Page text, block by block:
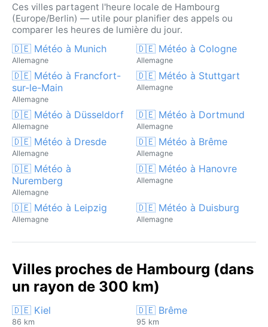
Ces villes partagent l'heure locale de Hambourg
(Europe/Berlin) — utile pour planifier des appels ou
comparer les heures de lumière du jour.
🇩🇪 Météo à Munich
Allemagne
🇩🇪 Météo à Cologne
Allemagne
🇩🇪 Météo à Francfort-
sur-le-Main
Allemagne
🇩🇪 Météo à Stuttgart
Allemagne
🇩🇪 Météo à Düsseldorf
Allemagne
🇩🇪 Météo à Dortmund
Allemagne
🇩🇪 Météo à Dresde
Allemagne
🇩🇪 Météo à Brême
Allemagne
🇩🇪 Météo à
Nuremberg
Allemagne
🇩🇪 Météo à Hanovre
Allemagne
🇩🇪 Météo à Leipzig
Allemagne
🇩🇪 Météo à Duisburg
Allemagne
Villes proches de Hambourg (dans
un rayon de 300 km)
🇩🇪 Kiel
86 km
🇩🇪 Brême
95 km